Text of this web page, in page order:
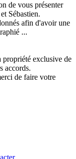
de vous présenter
Sébastien.
afin d'avoir une
...
propriété exclusive de
accords.
de faire votre